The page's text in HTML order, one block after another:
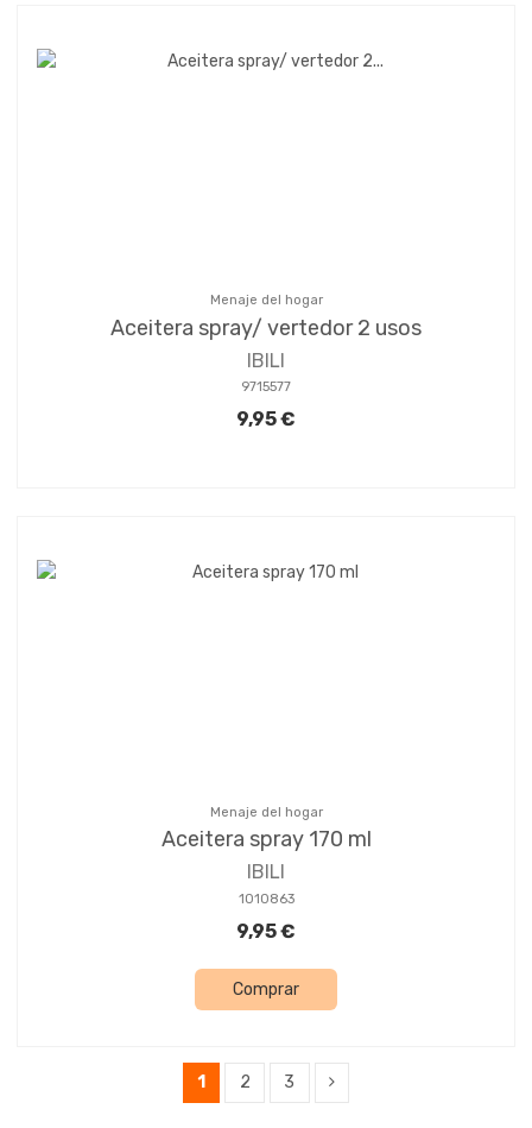
Menaje del hogar
Aceitera spray/ vertedor 2 usos
IBILI
9715577
9,95 €
Menaje del hogar
Aceitera spray 170 ml
IBILI
1010863
9,95 €
Comprar
1 2 3